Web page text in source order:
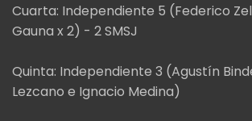
Cuarta: Independiente 5 (Federico
Gauna x 2) - 2 SMSJ
Quinta: Independiente 3 (Agustín
Lezcano e Ignacio Medina)